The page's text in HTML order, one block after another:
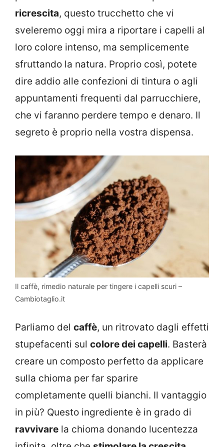
ricrescita, questo trucchetto che vi
sveleremo oggi mira a riportare i capelli al
loro colore intenso, ma semplicemente
sfruttando la natura. Proprio così, potete
dire addio alle confezioni di tintura o agli
appuntamenti frequenti dal parrucchiere,
che vi faranno perdere tempo e denaro. Il
segreto è proprio nella vostra dispensa.
Il caffè, rimedio naturale per tingere i capelli scuri –
Cambiotaglio.it
Parliamo del caffè, un ritrovato dagli effetti
stupefacenti sul colore dei capelli. Basterà
creare un composto perfetto da applicare
sulla chioma per far sparire
completamente quelli bianchi. Il vantaggio
in più? Questo ingrediente è in grado di
ravvivare la chioma donando lucentezza